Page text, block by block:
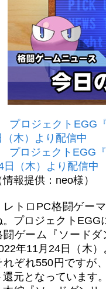
プロジェクトEGG
（木）より配信中
プロジェクトEGG
日（木）より配信中
情報提供：neo様）
トロPC格闘ゲー
。プロジェクトEGG
闘ゲーム『ソードダ
年11月24日（木
れぞれ550円ですが
還元となっています